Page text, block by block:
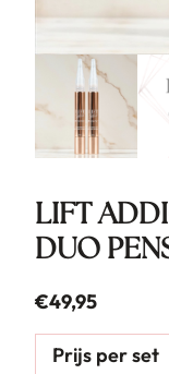
LIFT
DUO
€49,95
Prijs per set